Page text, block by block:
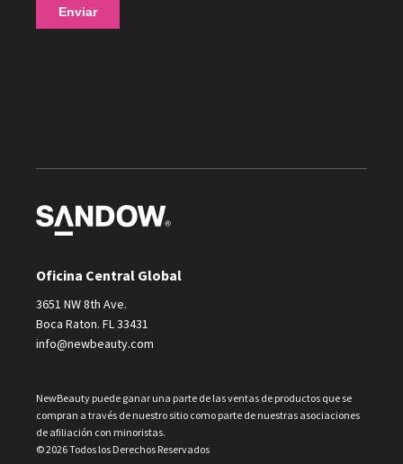
Oficina Central Global
3651 NW 8th Ave.
Boca Raton. FL 33431
info@newbeauty.com
NewBeauty puede ganar una parte de las ventas de productos que se
compran a través de nuestro sitio como parte de nuestras asociaciones
de afiliación con minoristas.
© 2026 Todos los Derechos Reservados